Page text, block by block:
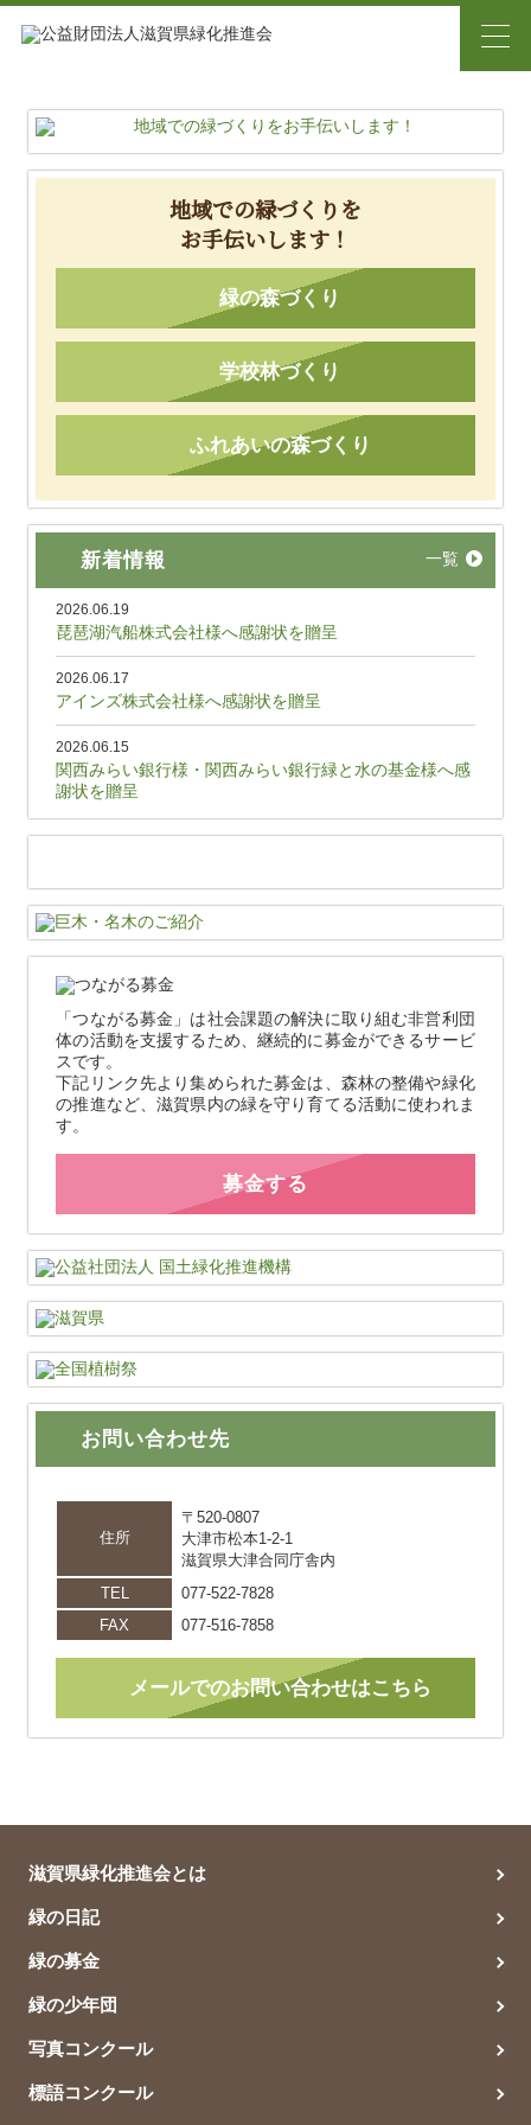
地域での緑づくりを
お手伝いします！
緑の森づくり
学校林づくり
ふれあいの森づくり
新着情報 一覧
2026.06.19
琵琶湖汽船株式会社様へ感謝状を贈呈
2026.06.17
アインズ株式会社様へ感謝状を贈呈
2026.06.15
関西みらい銀行様・関西みらい銀行緑と水の基金様へ感
謝状を贈呈
「つながる募金」は社会課題の解決に取り組む非営利団
体の活動を支援するため、継続的に募金ができるサービ
スです。
下記リンク先より集められた募金は、森林の整備や緑化
の推進など、滋賀県内の緑を守り育てる活動に使われま
す。
募金する
お問い合わせ先
住所
〒520-0807
大津市松本1-2-1
滋賀県大津合同庁舎内
TEL
077-522-7828
FAX
077-516-7858
メールでのお問い合わせはこちら
滋賀県緑化推進会とは
緑の日記
緑の募金
緑の少年団
写真コンクール
標語コンクール